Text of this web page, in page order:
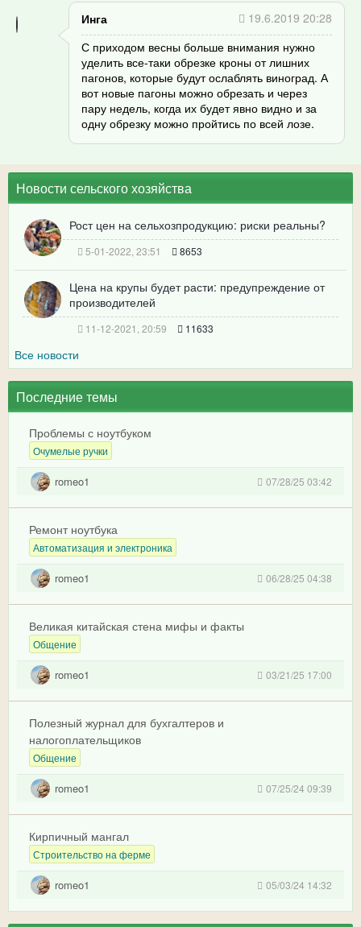
Инга
19.6.2019 20:28
С приходом весны больше внимания нужно
уделить все-таки обрезке кроны от лишних
пагонов, которые будут ослаблять виноград. А
вот новые пагоны можно обрезать и через
пару недель, когда их будет явно видно и за
одну обрезку можно пройтись по всей лозе.
Новости сельского хозяйства
Рост цен на сельхозпродукцию: риски реальны?
5-01-2022, 23:51 8653
Цена на крупы будет расти: предупреждение от
производителей
11-12-2021, 20:59 11633
Все новости
Последние темы
Проблемы с ноутбуком
Очумелые ручки
romeo1 07/28/25 03:42
Ремонт ноутбука
Автоматизация и электроника
romeo1 06/28/25 04:38
Великая китайская стена мифы и факты
Общение
romeo1 03/21/25 17:00
Полезный журнал для бухгалтеров и
налогоплательщиков
Общение
romeo1 07/25/24 09:39
Кирпичный мангал
Строительство на ферме
romeo1 05/03/24 14:32